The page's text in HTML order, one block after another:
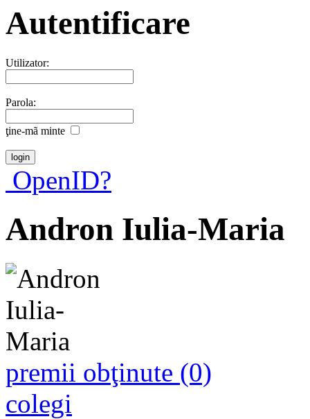
Autentificare
Utilizator:
Parola:
ţine-mã minte
OpenID?
Andron Iulia-Maria
premii obţinute (0)
colegi